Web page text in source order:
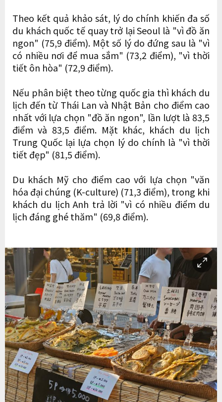
Theo kết quả khảo sát, lý do chính khiến đa số
du khách quốc tế quay trở lại Seoul là "vì đồ ăn
ngon" (75,9 điểm). Một số lý do đứng sau là "vì
có nhiều nơi để mua sắm" (73,2 điểm), "vì thời
tiết ôn hòa" (72,9 điểm).
Nếu phân biệt theo từng quốc gia thì khách du
lịch đến từ Thái Lan và Nhật Bản cho điểm cao
nhất với lựa chọn "đồ ăn ngon", lần lượt là 83,5
điểm và 83,5 điểm. Mặt khác, khách du lịch
Trung Quốc lại lựa chọn lý do chính là "vì thời
tiết đẹp" (81,5 điểm).
Du khách Mỹ cho điểm cao với lựa chọn "văn
hóa đại chúng (K-culture) (71,3 điểm), trong khi
khách du lịch Anh trả lời "vì có nhiều điểm du
lịch đáng ghé thăm" (69,8 điểm).